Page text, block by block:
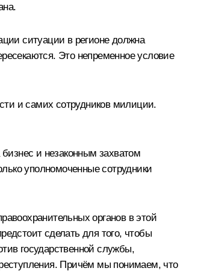
ситуации в регионе должна
Это непременное условие
и самих сотрудников милиции.
и незаконным захватом
уполномоченные сотрудники
органов в этой
сделать для того, чтобы
государственной службы,
Причём мы понимаем, что